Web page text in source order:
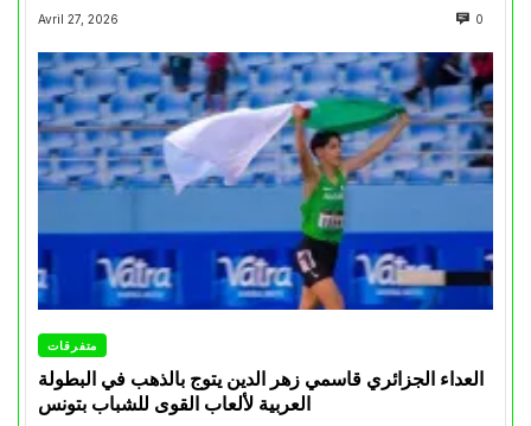
Avril 27, 2026 0
متفرقات
العداء الجزائري قاسمي زهر الدين يتوج بالذهب في البطولة
العربية لألعاب القوى للشباب بتونس